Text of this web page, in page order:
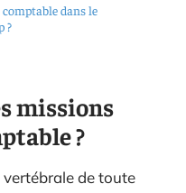
comptable dans le
?
missions
?
de toute